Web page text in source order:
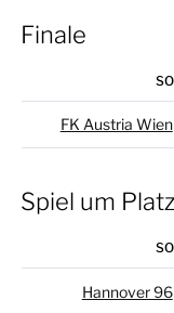
Finale
FK Austria Wien
Spiel um
Hannover 96